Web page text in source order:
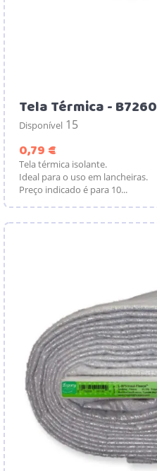
Tela Térmica - B7260
Disponível 15
0,79 €
Tela térmica isolante.
Ideal para o uso em lancheiras.
Preço indicado é para 10...